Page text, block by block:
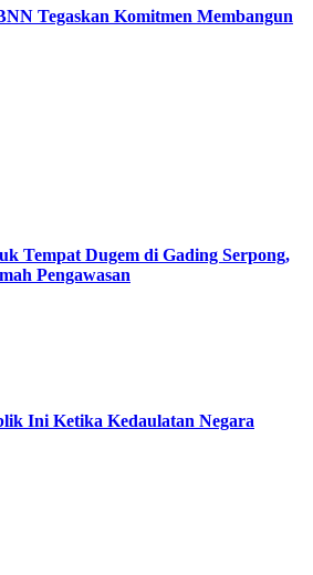
Tegaskan Komitmen Membangun
Tempat Dugem di Gading Serpong,
Pengawasan
Ini Ketika Kedaulatan Negara